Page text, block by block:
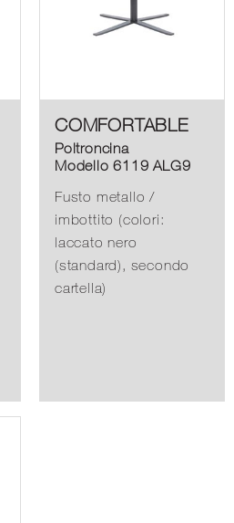
COMFORTABLE
Poltroncina
Modello 6119 ALG9
Fusto metallo /
imbottito (colori:
laccato nero
(standard), secondo
cartella)